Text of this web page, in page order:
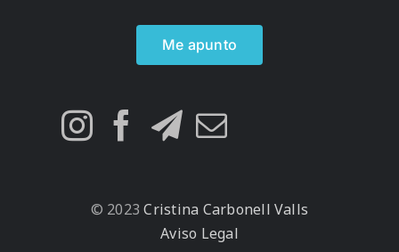
Me apunto
© 2023 Cristina Carbonell Valls
Aviso Legal